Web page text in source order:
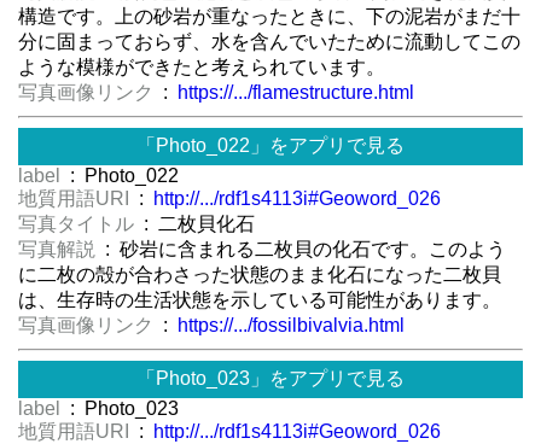
構造です。上の砂岩が重なったときに、下の泥岩がまだ十
分に固まっておらず、水を含んでいたために流動してこの
ような模様ができたと考えられています。
写真画像リンク
: https://.../flamestructure.html
「Photo_022」をアプリで見る
label
: Photo_022
地質用語URI
:
http://.../rdf1s4113i#Geoword_026
写真タイトル : 二枚貝化石
写真解説
: 砂岩に含まれる二枚貝の化石です。このよう
に二枚の殻が合わさった状態のまま化石になった二枚貝
は、生存時の生活状態を示している可能性があります。
写真画像リンク
: https://.../fossilbivalvia.html
「Photo_023」をアプリで見る
label
: Photo_023
地質用語URI
:
http://.../rdf1s4113i#Geoword_026